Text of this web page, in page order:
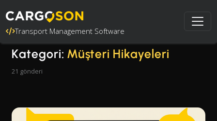
Transport Management Software
Kategori: Müşteri Hikayeleri
21 gönderi